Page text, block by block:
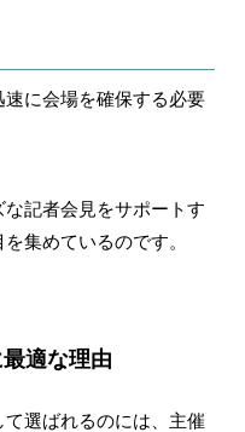
に会場を確保する必要
記者会見をサポートす
集めているのです。
適な理由
選ばれるのには、主催